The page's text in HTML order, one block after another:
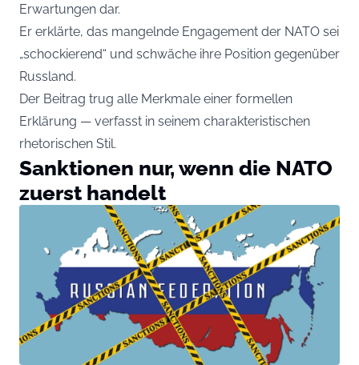
Erwartungen dar.
Er erklärte, das mangelnde Engagement der NATO sei
„schockierend“ und schwäche ihre Position gegenüber
Russland.
Der Beitrag trug alle Merkmale einer formellen
Erklärung — verfasst in seinem charakteristischen
rhetorischen Stil.
Sanktionen nur, wenn die NATO
zuerst handelt